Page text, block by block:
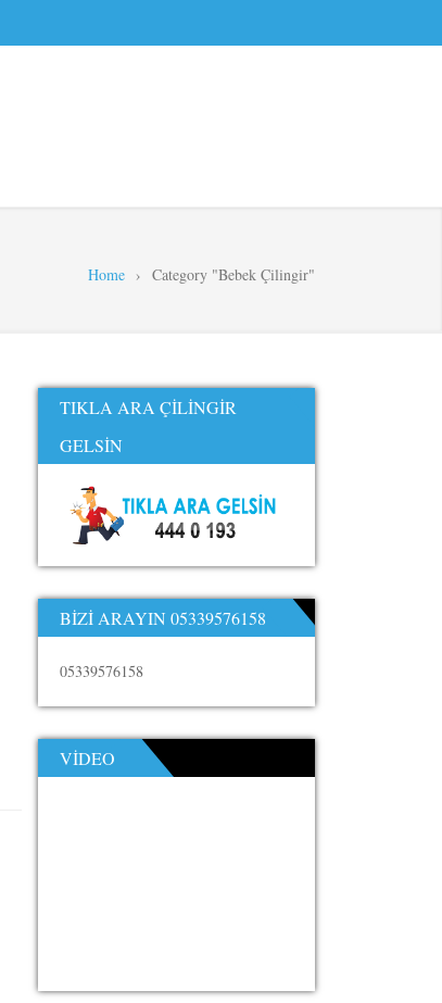
Home › Category "Bebek Çilingir"
TIKLA ARA ÇILINGIR
GELSIN
BIZI ARAYIN 05339576158
05339576158
VIDEO